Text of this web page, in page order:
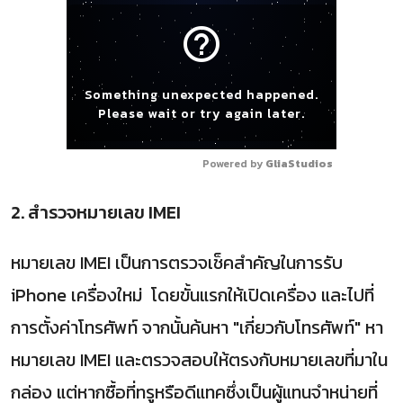
help_outline
Something unexpected happened.
Please wait or try again later.
Powered by GliaStudios
2. สำรวจหมายเลข IMEI
หมายเลข IMEI เป็นการตรวจเช็คสำคัญในการรับ
iPhone เครื่องใหม่ โดยขั้นแรกให้เปิดเครื่อง และไปที่
การตั้งค่าโทรศัพท์ จากนั้นค้นหา "เกี่ยวกับโทรศัพท์" หา
หมายเลข IMEI และตรวจสอบให้ตรงกับหมายเลขที่มาใน
กล่อง แต่หากซื้อที่ทรูหรือดีแทคซึ่งเป็นผู้แทนจำหน่ายที่